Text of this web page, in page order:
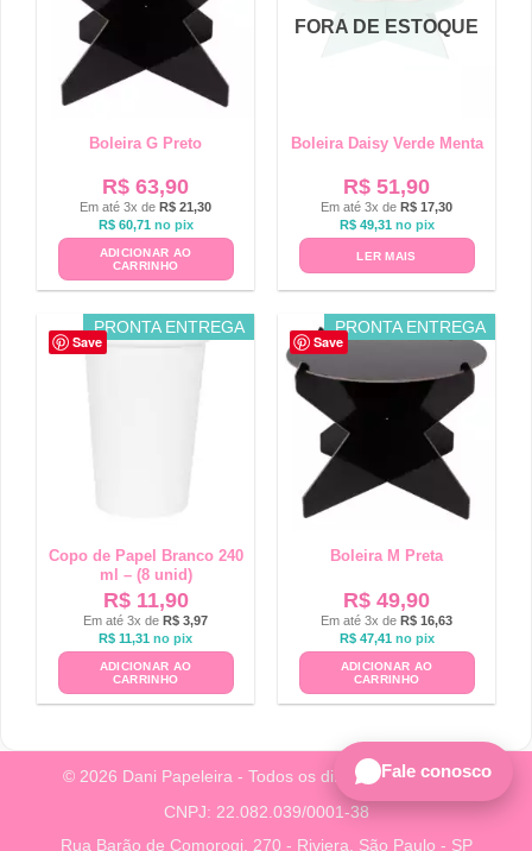
Boleira G Preto
R$ 63,90
Em até 3x de R$ 21,30
R$60,71 no pix
ADICIONAR AO
CARRINHO
FORA DE ESTOQUE
Boleira Daisy Verde Menta
R$ 51,90
Em até 3x de R$ 17,30
R$49,31 no pix
LER MAIS
Save
PRONTA ENTREGA
Copo de Papel Branco 240
ml – (8 unid)
R$11,90
Em até 3x de R$ 3,97
R$ 11,31 no pix
ADICIONAR AO
CARRINHO
Save
PRONTA ENTREGA
Boleira M Preta
R$ 49,90
Em até 3x de R$ 16,63
R$47,41 no pix
ADICIONAR AO
CARRINHO
© 2026 Dani Papeleira - Todos os direitos reservados.
CNPJ: 22.082.039/0001-38
Rua Barão de Comorogi, 270 - Riviera, São Paulo - SP
Fale conosco